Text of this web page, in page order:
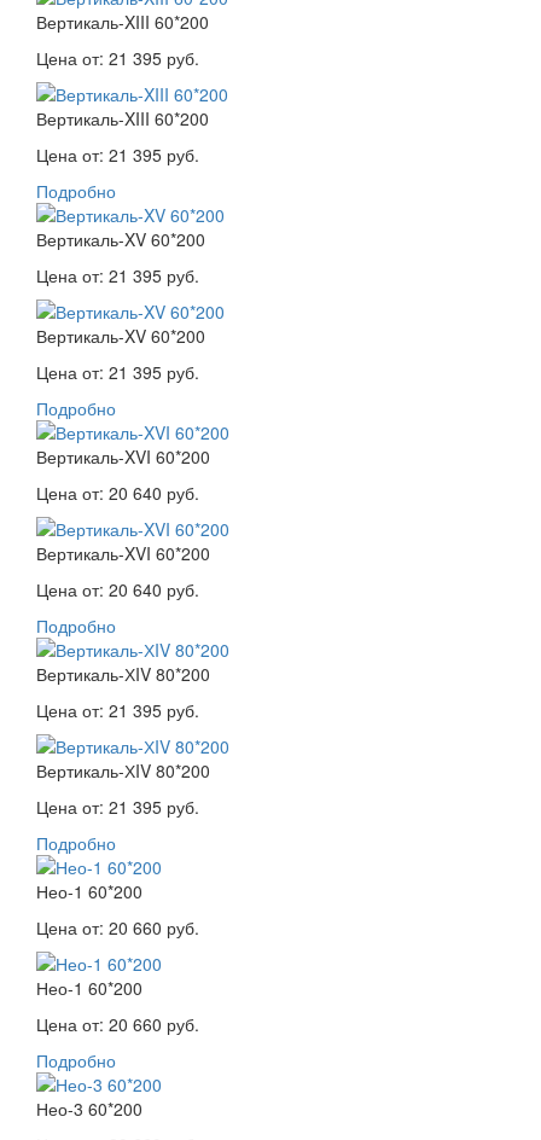
Вертикаль-XIII 60*200
Цена от: 21 395 руб.
Вертикаль-XIII 60*200
Цена от: 21 395 руб.
Подробно
Вертикаль-XV 60*200
Цена от: 21 395 руб.
Вертикаль-XV 60*200
Цена от: 21 395 руб.
Подробно
Вертикаль-XVI 60*200
Цена от: 20 640 руб.
Вертикаль-XVI 60*200
Цена от: 20 640 руб.
Подробно
Вертикаль-ХIV 80*200
Цена от: 21 395 руб.
Вертикаль-ХIV 80*200
Цена от: 21 395 руб.
Подробно
Нео-1 60*200
Цена от: 20 660 руб.
Нео-1 60*200
Цена от: 20 660 руб.
Подробно
Нео-3 60*200